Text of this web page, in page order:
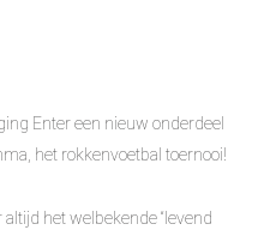
Enter een nieuw onderdeel
het rokkenvoetbal toernooi!
het welbekende “levend